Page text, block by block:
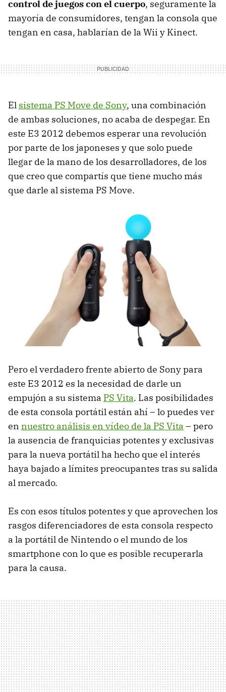
control de juegos con el cuerpo, seguramente la
mayoría de consumidores, tengan la consola que
tengan en casa, hablarían de la Wii y Kinect.
El sistema PS Move de Sony, una combinación
de ambas soluciones, no acaba de despegar. En
este E3 2012 debemos esperar una revolución
por parte de los japoneses y que solo puede
llegar de la mano de los desarrolladores, de los
que creo que compartís que tiene mucho más
que darle al sistema PS Move.
Pero el verdadero frente abierto de Sony para
este E3 2012 es la necesidad de darle un
empujón a su sistema PS Vita. Las posibilidades
de esta consola portátil están ahí – lo puedes ver
en nuestro análisis en vídeo de la PS Vita – pero
la ausencia de franquicias potentes y exclusivas
para la nueva portátil ha hecho que el interés
haya bajado a límites preocupantes tras su salida
al mercado.
Es con esos títulos potentes y que aprovechen los
rasgos diferenciadores de esta consola respecto
a la portátil de Nintendo o el mundo de los
smartphone con lo que es posible recuperarla
para la causa.